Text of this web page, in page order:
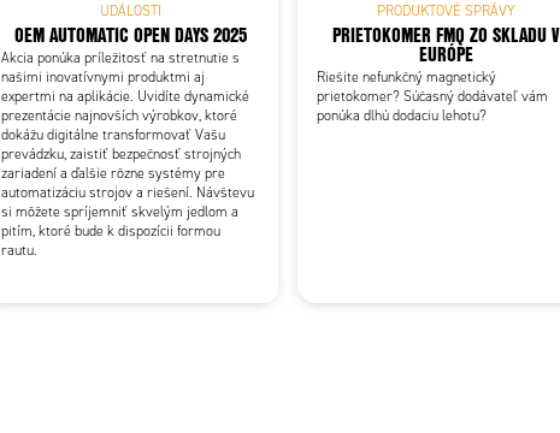
UDÁLOSTI
OEM AUTOMATIC OPEN DAYS 2025
Akcia ponúka príležitosť na stretnutie s
našimi inovatívnymi produktmi aj
expertmi na aplikácie. Uvidíte dynamické
prezentácie najnovších výrobkov, ktoré
dokážu digitálne transformovať Vašu
prevádzku, zaistiť bezpečnosť strojných
zariadení a ďalšie rôzne systémy pre
automatizáciu strojov a riešení. Návštevu
si môžete spríjemniť skvelým jedlom a
pitím, ktoré bude k dispozícii formou
rautu.
PRODUKTOVÉ SPRÁVY
PRIETOKOMER FMQ ZO SKLADU V
EURÓPE
Riešite nefunkčný magnetický
prietokomer? Súčasný dodávateľ vám
ponúka dlhú dodaciu lehotu?